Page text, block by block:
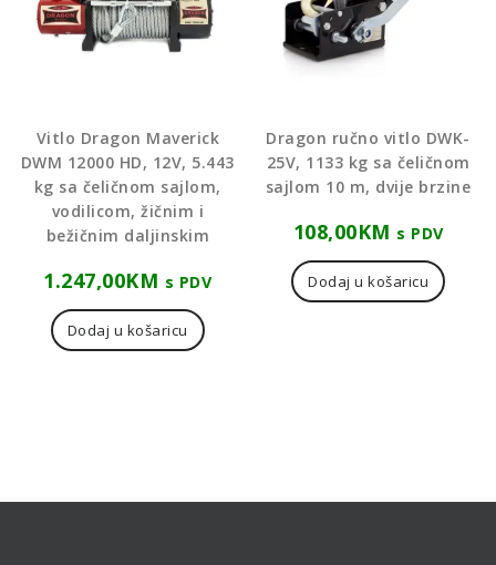
Vitlo Dragon Maverick
DWM 12000 HD, 12V, 5.443
kg sa čeličnom sajlom,
vodilicom, žičnim i
bežičnim daljinskim
1.247,00KM s PDV
Dodaj u košaricu
Dragon ručno vitlo DWK-
25V, 1133 kg sa čeličnom
sajlom 10 m, dvije brzine
108,00KM s PDV
Dodaj u košaricu